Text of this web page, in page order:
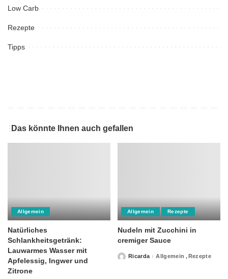
Low Carb
Rezepte
Tipps
Das könnte Ihnen auch gefallen
Allgemein
Natürliches
Schlankheitsgetränk:
Lauwarmes Wasser mit
Apfelessig, Ingwer und
Zitrone
Allgemein Rezepte
Nudeln mit Zucchini in
cremiger Sauce
PostedRicarda Allgemein Rezepte